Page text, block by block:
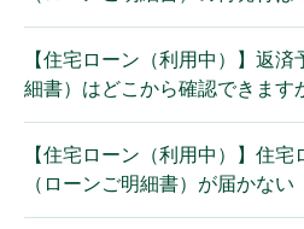
【住宅ローン（利用中）】返
細書）はどこから確認できます
【住宅ローン（利用中）】住
（ローンご明細書）が届かない